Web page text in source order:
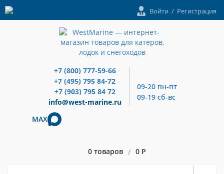
Войти / Регистрация
+7 (800) 777-59-66
+7 (495) 795 84-72
+7 (903) 795 84 72
info@west-marine.ru
09-20 пн-пт
09-19 сб-вс
MAX
0 товаров / 0 Р